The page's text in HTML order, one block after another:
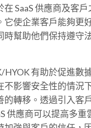
SaaS 供應商及客
它使企業客戶能夠更
時幫助他們保持遵守
HYOK 有助於促進數
不影響安全性的情況
的轉移。透過引入客
供應商可以提高多重